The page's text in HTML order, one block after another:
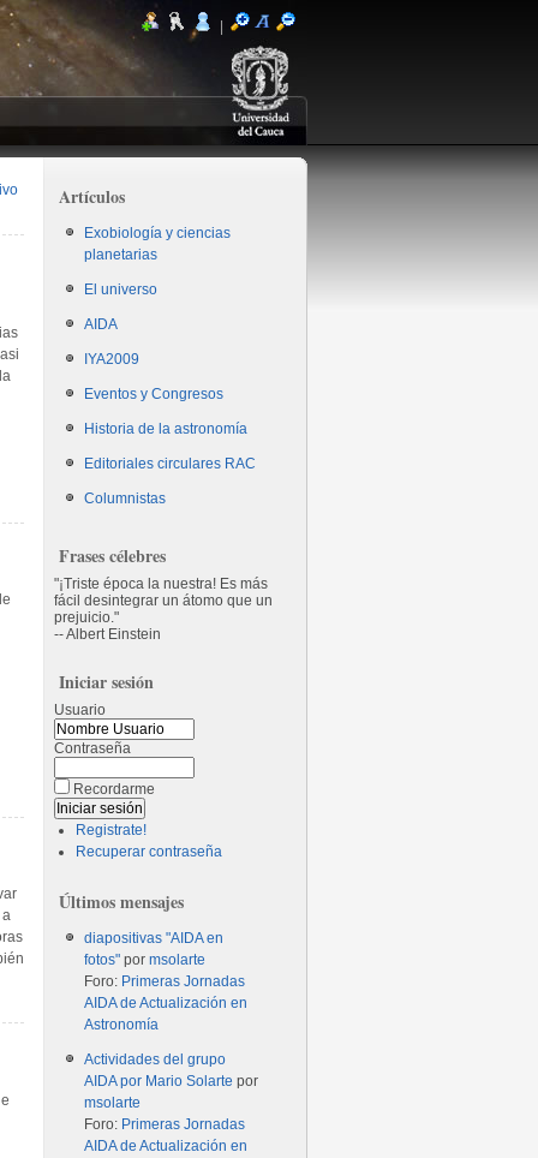
a
Artículos
Exobiología y ciencias
planetarias
El universo
AIDA
IYA2009
Eventos y Congresos
Historia de la astronomía
Editoriales circulares RAC
Columnistas
Frases célebres
¡Triste época la nuestra! Es más
fácil desintegrar un átomo que un
prejuicio.
-- Albert Einstein
Iniciar sesión
Usuario
Contraseña
Recordarme
Registrate!
Recuperar contraseña
Últimos mensajes
diapositivas "AIDA en
fotos" pormsolarte
Foro: Primeras Jornadas
AIDA de Actualización en
Astronomía
Actividades del grupo
AIDA por Mario Solarte por
msolarte
Foro: Primeras Jornadas
AIDA de Actualización en